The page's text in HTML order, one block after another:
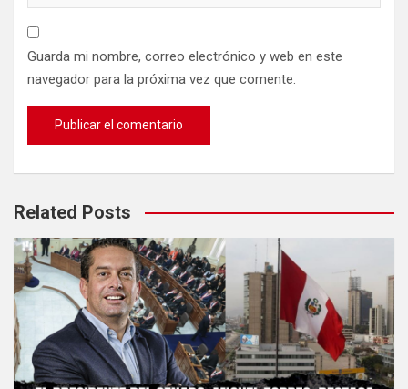
Guarda mi nombre, correo electrónico y web en este
navegador para la próxima vez que comente.
Related Posts